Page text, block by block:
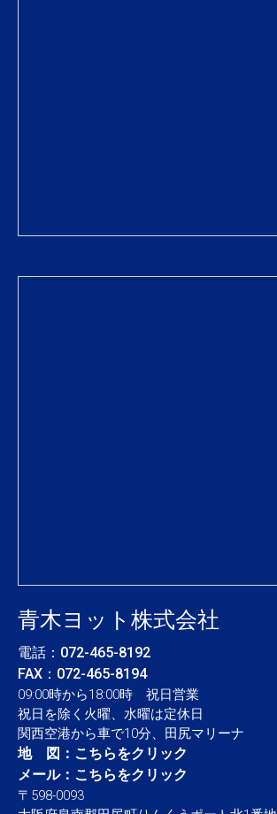
青木ヨット株式会社
電話： 072-465-8192
FAX：072-465-8194
09:00時から18:00時 祝日営業
祝日を除く火曜、水曜は定休日
関西空港から車で10分、田尻マリーナ
地 図： こちらをクリック
メール： こちらをクリック
〒598-0093